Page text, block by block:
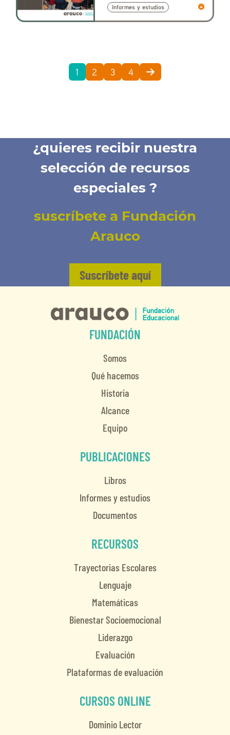
Informes y estudios
1 2 3 4
¿quieres recibir nuestra
selección de recursos
especiales ?
suscríbete a Fundación
Arauco
Suscríbete aquí
FUNDACIÓN
Somos
Qué hacemos
Historia
Alcance
Equipo
PUBLICACIONES
Libros
Informes y estudios
Documentos
RECURSOS
Trayectorias Escolares
Lenguaje
Matemáticas
Bienestar Socioemocional
Liderazgo
Evaluación
Plataformas de evaluación
CURSOS ONLINE
Dominio Lector